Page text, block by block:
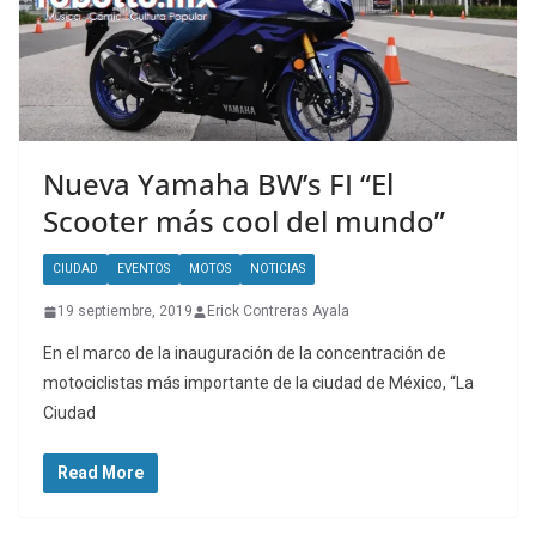
Nueva Yamaha BW’s FI “El
Scooter más cool del mundo”
CIUDAD EVENTOS MOTOS NOTICIAS
19 septiembre, 2019 Erick Contreras Ayala
En el marco de la inauguración de la concentración de
motociclistas más importante de la ciudad de México, “La
Ciudad
Read More